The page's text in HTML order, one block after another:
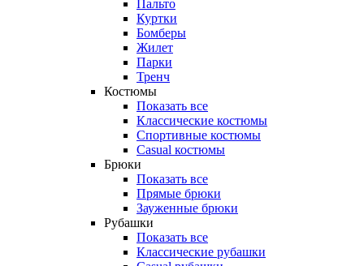
Пальто
Куртки
Бомберы
Жилет
Парки
Тренч
Костюмы
Показать все
Классические костюмы
Спортивные костюмы
Casual костюмы
Брюки
Показать все
Прямые брюки
Зауженные брюки
Рубашки
Показать все
Классические рубашки